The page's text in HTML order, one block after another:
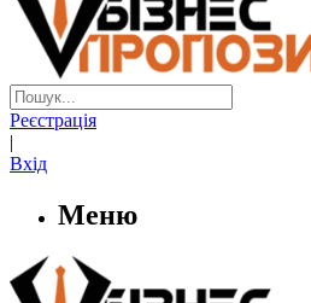
Реєстрація
|
Вхід
Меню